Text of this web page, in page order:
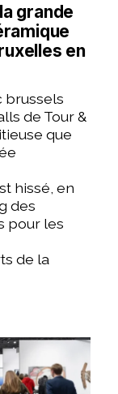
grande
en
brussels
de Tour &
que
hissé, en
des
pour les
de la